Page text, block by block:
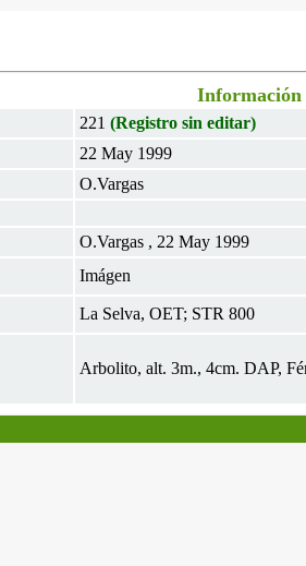
Información
221 (Registro sin editar)
22 May 1999
O.Vargas
O.Vargas , 22 May 1999
Imágen
La Selva, OET; STR 800
Arbolito, alt. 3m., 4cm. DAP,